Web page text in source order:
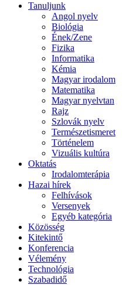
Tanuljunk
Angol nyelv
Biológia
Ének/Zene
Fizika
Informatika
Kémia
Magyar irodalom
Matematika
Magyar nyelvtan
Rajz
Szlovák nyelv
Természetismeret
Történelem
Vizuális kultúra
Oktatás
Irodalomterápia
Hazai hírek
Felhívások
Versenyek
Egyéb kategória
Közösség
Kitekintő
Konferencia
Vélemény
Technológia
Szabadidő